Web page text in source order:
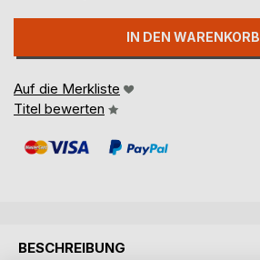
IN DEN WARENKORB
Auf die Merkliste
Titel bewerten
BESCHREIBUNG